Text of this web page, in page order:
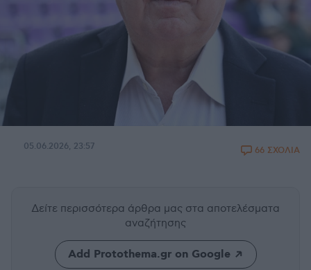
05.06.2026, 23:57 66 ΣΧΟΛΙΑ
Δείτε περισσότερα άρθρα μας στα αποτελέσματα
αναζήτησης
Add Protothema.gr on Google